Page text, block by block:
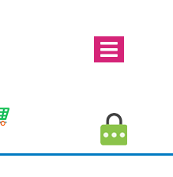
Winkelwagen